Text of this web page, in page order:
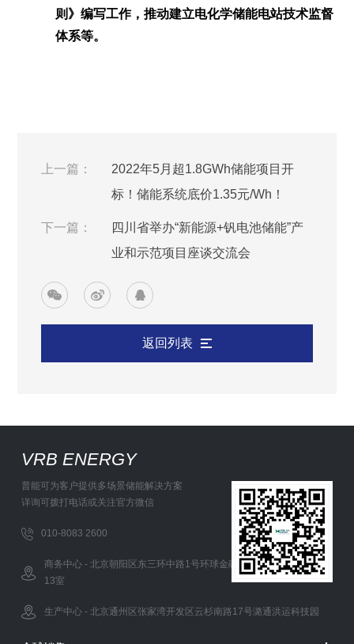
则》编写工作，推动建立电化学储能电站技术监督
体系等。
上一篇：
2022年5月超1.8GWh储能项目开
标！储能系统底价1.35元/Wh！
下一篇：
四川省举办“新能源+钒电池储能”产
业和示范项目座谈交流会
返回列表
VRB ENERGY
普能可为客户提供多场景储能解决方案
详询可拨打电话或关注官方微信
010-8083 2600
商务中心 - 北京朝阳区东三环中路1号环球金融中心办公西塔5层12-
13室
生产中心 - 北京通州区张家湾开发区云杉南路17号潞通洪运科技园